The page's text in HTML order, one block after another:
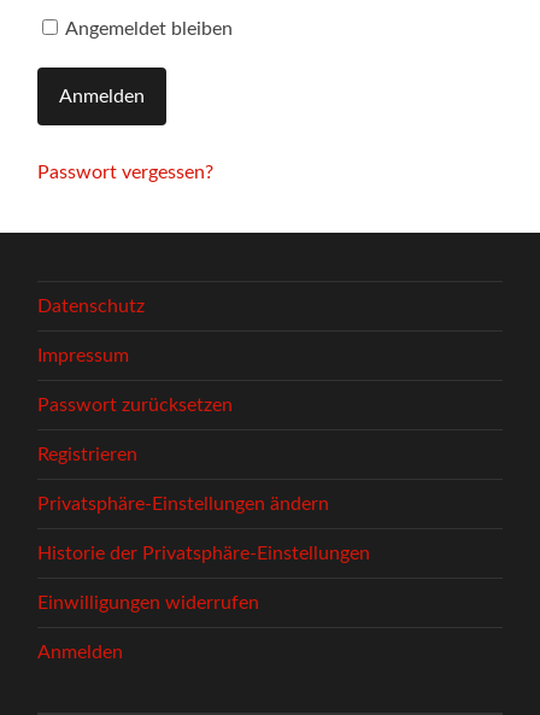
Angemeldet bleiben
Passwort vergessen?
Datenschutz
Impressum
Passwort zurücksetzen
Registrieren
Privatsphäre-Einstellungen ändern
Historie der Privatsphäre-Einstellungen
Einwilligungen widerrufen
Anmelden